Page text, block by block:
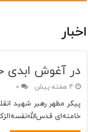
اخبار
در آغوش ابدی
4 هفته پیش
0
پیکر مطهر رهبر شهید
خامنه‌ای